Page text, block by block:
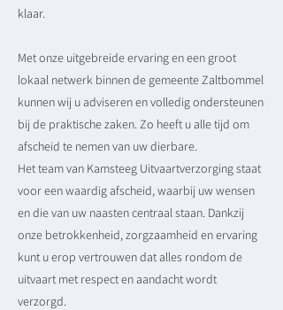
klaar.
Met onze uitgebreide ervaring en een groot
lokaal netwerk binnen de gemeente Zaltbommel
kunnen wij u adviseren en volledig ondersteunen
bij de praktische zaken. Zo heeft u alle tijd om
afscheid te nemen van uw dierbare.
Het team van Kamsteeg Uitvaartverzorging staat
voor een waardig afscheid, waarbij uw wensen
en die van uw naasten centraal staan. Dankzij
onze betrokkenheid, zorgzaamheid en ervaring
kunt u erop vertrouwen dat alles rondom de
uitvaart met respect en aandacht wordt
verzorgd.